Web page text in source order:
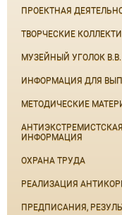
ПРОЕКТНАЯ
ТВОРЧЕСКИЕ
МУЗЕЙНЫЙ УГОЛОК
ИНФОРМАЦИЯ ДЛЯ
МЕТОДИЧЕСКИЕ
ИНФОРМАЦИЯ
ОХРАНА ТРУДА
РЕАЛИЗАЦИЯ
ПРЕДПИСАНИЯ,